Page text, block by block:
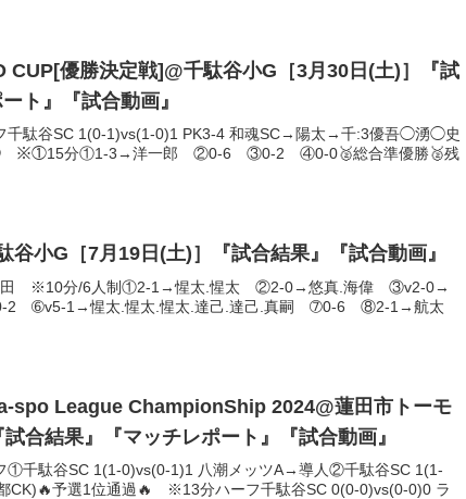
CUP[優勝決定戦]@千駄谷小G［3月30日(土)］『試
ト』『試合動画』
千駄谷SC 1(0-1)vs(1-0)1 PK3-4 和魂SC→陽太→千:3優吾◯湧◯史
分①1-3→洋一郎 ②0-6 ③0-2 ④0-0🥈総合準優勝🥈残
谷小G［7月19日(土)］『試合結果』『試合動画』
※10分/6人制①2-1→惺太.惺太 ②2-0→悠真.海偉 ③v2-0→
➅v5-1→惺太.惺太.惺太.達己.達己.真嗣 ➆0-6 ⑧2-1→航太
spo League ChampionShip 2024@蓮田市トーモ
合結果』『マッチレポート』『試合動画』
①千駄谷SC 1(1-0)vs(0-1)1 八潮メッツA→導人②千駄谷SC 1(1-
CK)🔥予選1位通過🔥 ※13分ハーフ千駄谷SC 0(0-0)vs(0-0)0 ラ